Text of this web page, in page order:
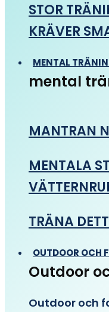
STOR
KRÄVER
MENTAL
mental
MANTRAN
MENTALA
TRÄNA
OUTDOOR OCH
Outdoor
Outdoor och